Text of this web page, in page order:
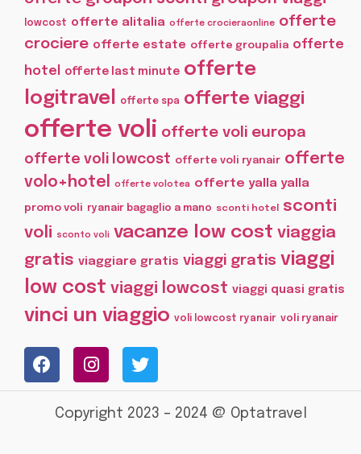
lowcost offerte alitalia offerte crocieraonline offerte
crociere offerte estate offerte groupalia offerte
hotel
offerte last minute offerte
logitravel
offerte spa offerte viaggi
offerte voli offerte voli europa
offerte voli lowcost offerte voli ryanair offerte
volo+hotel
offerte volotea offerte yalla yalla
promo voli ryanair bagaglio a mano sconti hotel
sconti
voli
sconto voli vacanze low cost viaggia
gratis viaggiare gratis viaggi gratis viaggi
low cost viaggi lowcost viaggi quasi gratis
vinci un viaggio voli lowcost ryanair voli ryanair
Copyright 2023 – 2024 @ Optatravel